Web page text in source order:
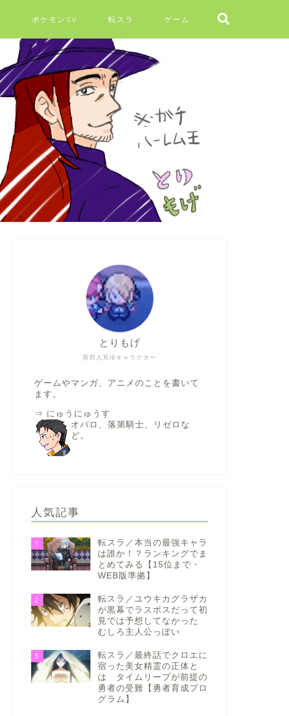
ポケモンSV 転スラ ゲーム
異邦人系珍キャラクター
とりもげ
ゲームやマンガ、アニメのことを書いて
ます。
⇒ にゅうにゅうす
オバロ、落第騎士、リゼロな
ど。
人気記事
1
転スラ／本当の最強キャラ
は誰か！？ランキングでま
とめてみる【15位まで・
WEB版準拠】
2
転スラ／ユウキカグラザカ
が黒幕でラスボスだって初
見では予想してなかった
むしろ主人公っぽい
3
転スラ／最終話でクロエに
宿った美女精霊の正体と
は タイムリープが前提の
勇者の受難【勇者育成プロ
グラム】